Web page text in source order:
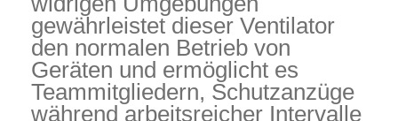
gewährleistet dieser Ventilator
den normalen Betrieb von
Geräten und ermöglicht es
Teammitgliedern, Schutzanzüge
während arbeitsreicher Intervalle